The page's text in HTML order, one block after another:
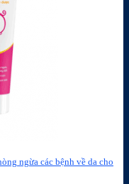
ngừa các bệnh về da cho